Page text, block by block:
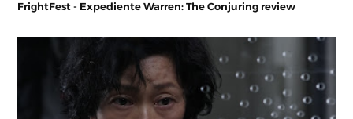
FrightFest - Expediente Warren: The Conjuring review